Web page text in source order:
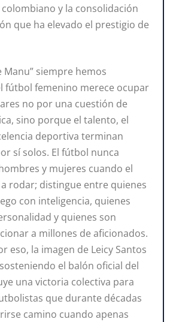
y la consolidación
que ha elevado el prestigio de
Manu” siempre hemos
fútbol femenino merece ocupar
no por una cuestión de
sino porque el talento, el
deportiva terminan
sí solos. El fútbol nunca
y mujeres cuando el
rodar; distingue entre quienes
con inteligencia, quienes
y quienes son
a millones de aficionados.
eso, la imagen de Leicy Santos
el balón oficial del
una victoria colectiva para
que durante décadas
camino cuando apenas